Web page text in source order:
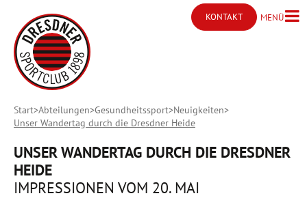
KONTAKT
Kontakt öffnen
MENÜMenü
Start Abteilungen Gesundheitssport Neuigkeiten
Unser Wandertag durch die Dresdner Heide
UNSER WANDERTAG DURCH DIE DRESDNER
HEIDE
IMPRESSIONEN VOM 20. MAI